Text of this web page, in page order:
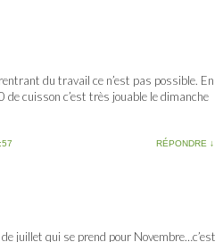
du travail ce n’est pas possible. En
cuisson c’est très jouable le dimanche
RÉPONDRE ↓
juillet qui se prend pour Novembre…c’est